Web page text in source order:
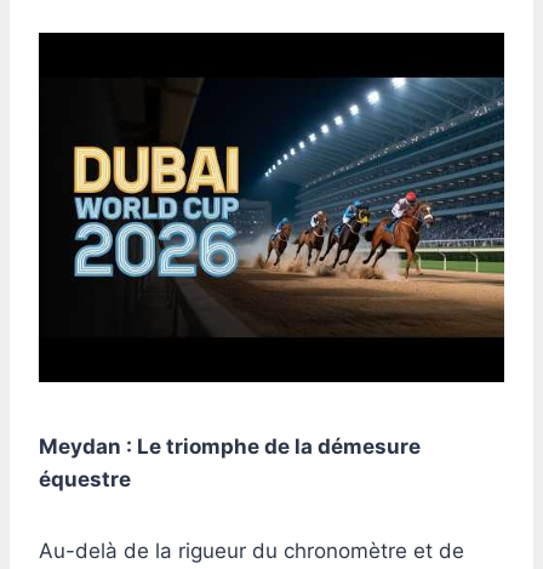
Meydan : Le triomphe de la démesure
équestre
Au-delà de la rigueur du chronomètre et de